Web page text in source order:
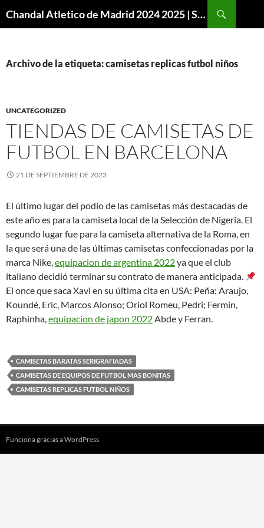
Chandal Atletico de Madrid 2024 2025 | SuperVigo
Archivo de la etiqueta: camisetas replicas futbol niños
UNCATEGORIZED
TIENDAS DE CAMISETAS DE
FUTBOL EN BARCELONA
21 DE SEPTIEMBRE DE 2023
El último lugar del podio de las camisetas más destacadas de
este año es para la camiseta local de la Selección de Nigeria. El
segundo lugar fue para la camiseta alternativa de la Roma, en
la que será una de las últimas camisetas confeccionadas por la
marca Nike,equipacion de argentina 2022ya que el club
italiano decidió terminar su contrato de manera anticipada.
El once que saca Xavi en su última cita en USA: Peña; Araujo,
Koundé, Eric, Marcos Alonso; Oriol Romeu, Pedri; Fermín,
Raphinha,equipacion de japon 2022Abde y Ferran.
CAMISETAS BARATAS SERIGRAFIADAS
CAMISETAS DE EQUIPOS DE FUTBOL MAS BONITAS
CAMISETAS REPLICAS FUTBOL NIÑOS
Funciona gracias a WordPress